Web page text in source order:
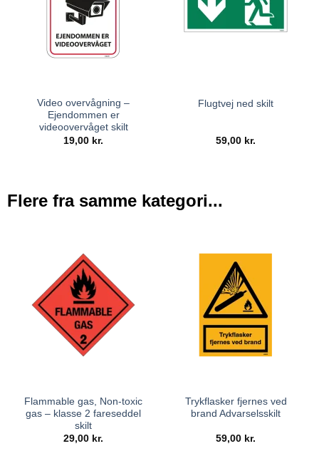
Video overvågning –
Ejendommen er
videoovervåget skilt
19,00 kr.
Flugtvej ned skilt
59,00 kr.
Flere fra samme kategori...
Flammable gas, Non-toxic
gas – klasse 2 fareseddel
skilt
29,00 kr.
Trykflasker fjernes ved
brand Advarselsskilt
59,00 kr.